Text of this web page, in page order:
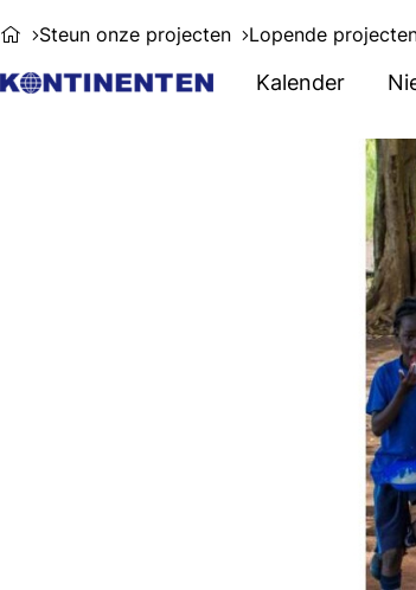
Kalender
Steun onze projecten Lopende